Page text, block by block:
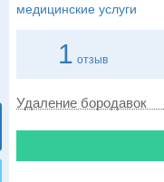
медицинские услуги
1 отзыв
Удаление бородавок